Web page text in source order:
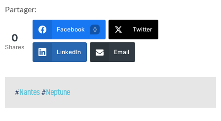
Partager:
0
Shares
Facebook 0 Twitter
LinkedIn Email
#Nantes#Neptune